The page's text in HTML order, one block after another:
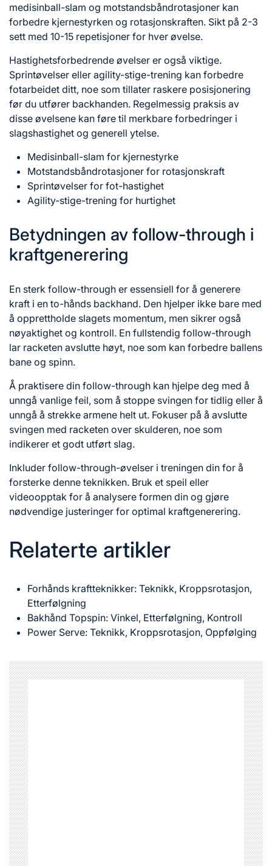
medisinball-slam og motstandsbåndrotasjoner kan
forbedre kjernestyrken og rotasjonskraften. Sikt på 2-3
sett med 10-15 repetisjoner for hver øvelse.
Hastighetsforbedrende øvelser er også viktige.
Sprintøvelser eller agility-stige-trening kan forbedre
fotarbeidet ditt, noe som tillater raskere posisjonering
før du utfører backhanden. Regelmessig praksis av
disse øvelsene kan føre til merkbare forbedringer i
slagshastighet og generell ytelse.
Medisinball-slam for kjernestyrke
Motstandsbåndrotasjoner for rotasjonskraft
Sprintøvelser for fot-hastighet
Agility-stige-trening for hurtighet
Betydningen av follow-through i
kraftgenerering
En sterk follow-through er essensiell for å generere
kraft i en to-hånds backhand. Den hjelper ikke bare med
å opprettholde slagets momentum, men sikrer også
nøyaktighet og kontroll. En fullstendig follow-through
lar racketen avslutte høyt, noe som kan forbedre ballens
bane og spinn.
Å praktisere din follow-through kan hjelpe deg med å
unngå vanlige feil, som å stoppe svingen for tidlig eller å
unngå å strekke armene helt ut. Fokuser på å avslutte
svingen med racketen over skulderen, noe som
indikerer et godt utført slag.
Inkluder follow-through-øvelser i treningen din for å
forsterke denne teknikken. Bruk et speil eller
videoopptak for å analysere formen din og gjøre
nødvendige justeringer for optimal kraftgenerering.
Relaterte artikler
Forhånds kraftteknikker: Teknikk, Kroppsrotasjon,
Etterfølgning
Bakhånd Topspin: Vinkel, Etterfølgning, Kontroll
Power Serve: Teknikk, Kroppsrotasjon, Oppfølging